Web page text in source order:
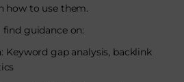
how to use them.
guidance on:
Keyword gap analysis, backlink